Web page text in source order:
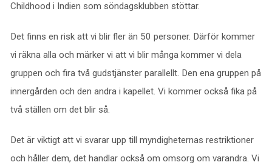
Childhood i Indien som söndagsklubben stöttar.
Det finns en risk att vi blir fler än 50 personer. Därför kommer
vi räkna alla och märker vi att vi blir många kommer vi dela
gruppen och fira två gudstjänster parallellt. Den ena gruppen på
innergården och den andra i kapellet. Vi kommer också fika på
två ställen om det blir så.
Det är viktigt att vi svarar upp till myndigheternas restriktioner
och håller dem, det handlar också om omsorg om varandra. Vi